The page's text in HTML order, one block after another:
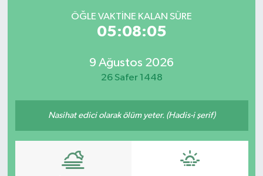
ÖĞLE VAKTINE KALAN SÜRE
05:08:05
9 Ağustos 2026
26 Safer 1448
Nasihat edici olarak ölüm yeter. (Hadis-i şerif)
MANİSA'DA TRAFİK
YAŞAM
GİZLİLİK SÖZLEŞMESİ
Son Dakika Haberleri